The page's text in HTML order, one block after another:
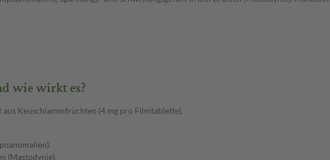
wie wirkt es?
Keuschlammfrüchten (4 mg pro Filmtablette).
(Mastodynie).